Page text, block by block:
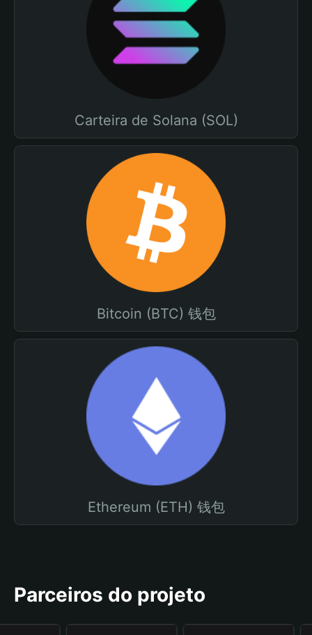
Carteira de Solana (SOL)
Bitcoin (BTC) 钱包
Ethereum (ETH) 钱包
Parceiros do projeto